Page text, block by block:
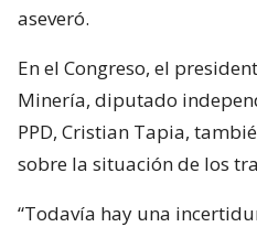
aseveró.
En el Congreso, el
Minería, diputado
PPD, Cristian Tapia,
sobre la situación de los
“Todavía hay una